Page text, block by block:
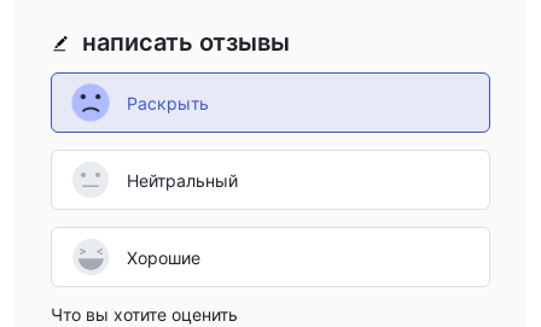
написать отзывы
Раскрыть
Нейтральный
Хорошие
Что вы хотите оценить